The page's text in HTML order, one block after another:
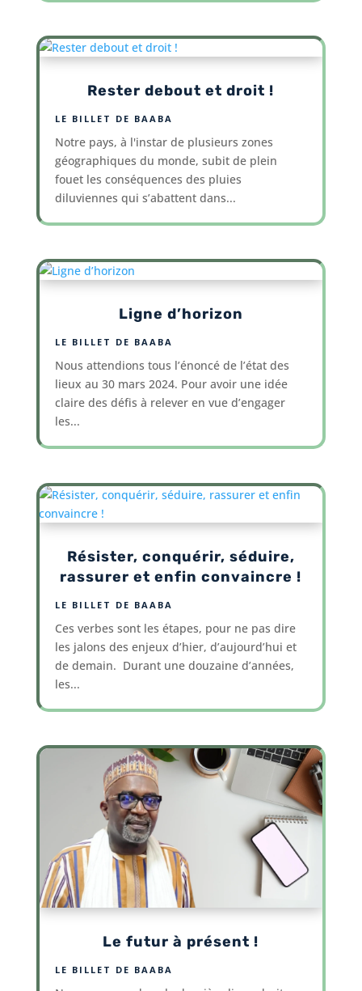
Rester debout et droit !
LE BILLET DE BAABA
Notre pays, à l'instar de plusieurs zones
géographiques du monde, subit de plein
fouet les conséquences des pluies
diluviennes qui s’abattent dans...
Ligne d’horizon
LE BILLET DE BAABA
Nous attendions tous l’énoncé de l’état des
lieux au 30 mars 2024. Pour avoir une idée
claire des défis à relever en vue d’engager
les...
Résister, conquérir, séduire,
rassurer et enfin convaincre !
LE BILLET DE BAABA
Ces verbes sont les étapes, pour ne pas dire
les jalons des enjeux d’hier, d’aujourd’hui et
de demain. Durant une douzaine d’années,
les...
Le futur à présent !
LE BILLET DE BAABA